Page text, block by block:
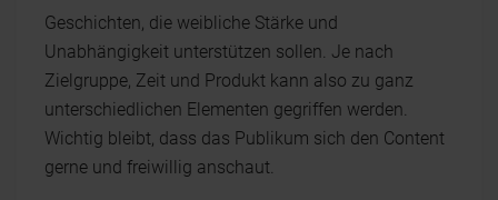
Geschichten, die weibliche Stärke und
Unabhängigkeit unterstützen sollen. Je nach
Zielgruppe, Zeit und Produkt kann also zu ganz
unterschiedlichen Elementen gegriffen werden.
Wichtig bleibt, dass das Publikum sich den Content
gerne und freiwillig anschaut.